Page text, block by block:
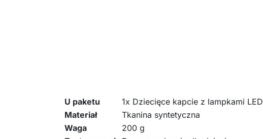
U paketu
1x Dziecięce kapcie z lampkami LED
Materiał
Tkanina syntetyczna
Waga
200 g